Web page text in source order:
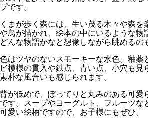
プです。
くまが歩く森には、生い茂る木々や森を
や鳥が描かれ、絵本の中にいるような物
どんな物語かなと想像しながら眺めるの
色はツヤのないスモーキーな水色。釉薬
ビ模様の貫入や鉄点、青い点、小穴も見
素朴な風合いも感じられます。
背が低めで、ぽってりと丸みのある可愛
です。スープやヨーグルト、フルーツな
可愛い絵柄ですので、お子様にもぜひ。